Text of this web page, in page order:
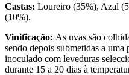
Castas: Loureiro (35%), Azal
(10%).
Vinificação: As uvas são
sendo depois submetidas a uma
inoculado com leveduras
durante 15 a 20 dias à